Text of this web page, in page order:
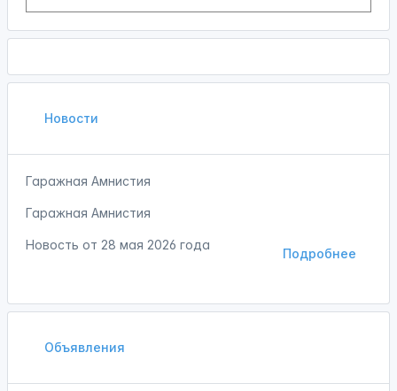
Новости
Гаражная Амнистия
Гаражная Амнистия
Подробнее
Новость от 28 мая 2026 года
Объявления